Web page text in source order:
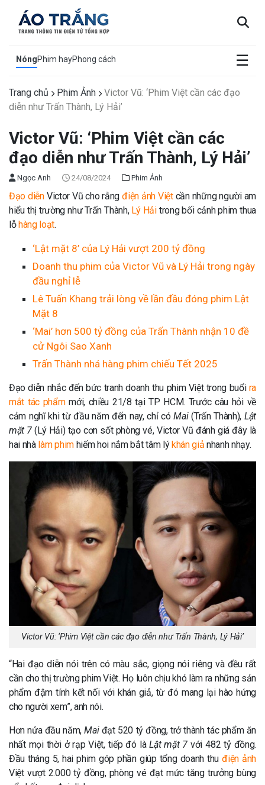
NóngPhim hayPhong cách ☰
×
Trang chủ Phim Ảnh
Victor Vũ: ‘Phim Việt cần các đạo
diễn như Trấn Thành, Lý Hải’
Victor Vũ: ‘Phim Việt cần các
đạo diễn như Trấn Thành, Lý Hải’
Ngọc Anh 24/08/2024 Phim Ảnh
Đạo diễnVictor Vũ cho rằngđiện ảnh Việtcần những người am
hiểu thị trường như Trấn Thành, Lý Hảitrong bối cảnh phim thua
lỗhàng loạt.
‘Lật mặt 8’ của Lý Hải vượt 200 tỷ đồng
Doanh thu phim của Victor Vũ và Lý Hải trong ngày
đầu nghỉ lễ
Lê Tuấn Khang trải lòng về lần đầu đóng phim Lật
Mặt 8
‘Mai’ hơn 500 tỷ đồng của Trấn Thành nhận 10 đề
cử Ngôi Sao Xanh
Trấn Thành nhá hàng phim chiếu Tết 2025
Đạo diễn nhắc đến bức tranh doanh thu phim Việt trong buổi ra
mắt tác phẩmmới, chiều 21/8 tại TP HCM. Trước câu hỏi về
cảm nghĩ khi từ đầu năm đến nay, chỉ cóMai(Trấn Thành), Lật
mặt 7 (Lý Hải) tạo cơn sốt phòng vé, Victor Vũ đánh giá đây là
hai nhà làm phimhiếm hoi nắm bắt tâm lýkhán giả nhanh nhạy.
Victor Vũ: ‘Phim Việt cần các đạo diễn như Trấn Thành, Lý Hải’
“Hai đạo diễn nói trên có màu sắc, giọng nói riêng và đều rất
cần cho thị trường phim Việt. Họ luôn chịu khó làm ra những sản
phẩm đậm tính kết nối với khán giả, từ đó mang lại hào hứng
cho người xem”, anh nói.
Hơn nửa đầu năm,Mai đạt 520 tỷ đồng, trở thành tác phẩm ăn
nhất mọi thời ở rạp Việt, tiếp đó làLật mặt 7 với 482 tỷ đồng.
Đầu tháng 5, hai phim góp phần giúp tổng doanh thuđiện ảnh
Việt vượt 2.000 tỷ đồng, phòng vé đạt mức tăng trưởng bùng